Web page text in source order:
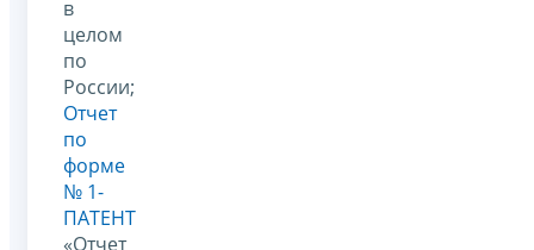
в
целом
по
России;
Отчет
по
форме
№ 1-
ПАТЕНТ
«Отчет